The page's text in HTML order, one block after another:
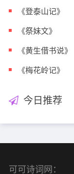
《登泰山记》
《祭妹文》
《黄生借书说》
《梅花岭记》
今日推荐
可可诗词网：